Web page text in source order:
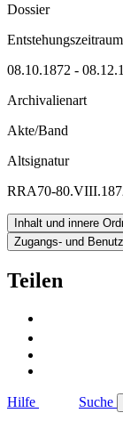
Dossier
Entstehungszeitraum
08.10.1872 -
Archivalienart
Akte/Band
Altsignatur
RRA70-
Inhalt und innere
Zugangs- und
Teilen
Hilfe Suche